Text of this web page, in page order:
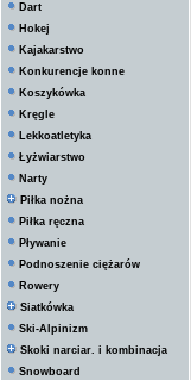
Dart
Hokej
Kajakarstwo
Konkurencje konne
Koszykówka
Kręgle
Lekkoatletyka
Łyżwiarstwo
Narty
Piłka nożna
Piłka ręczna
Pływanie
Podnoszenie ciężarów
Rowery
Siatkówka
Ski-Alpinizm
Skoki narciar. i kombinacja
Snowboard